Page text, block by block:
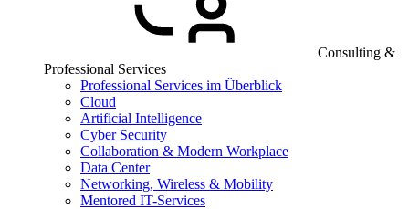
Consulting &
Professional Services
Professional Services im Überblick
Cloud
Artificial Intelligence
Cyber Security
Collaboration & Modern Workplace
Data Center
Networking, Wireless & Mobility
Mentored IT-Services